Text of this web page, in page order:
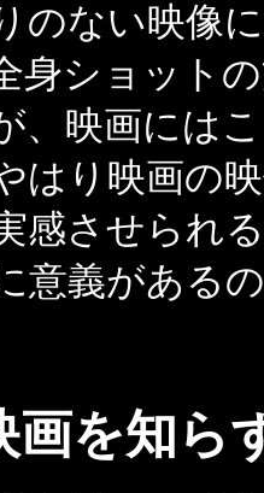
のない映像
身ショット
、映画には
はり映画の
感させられ
意義がある
画を知ら